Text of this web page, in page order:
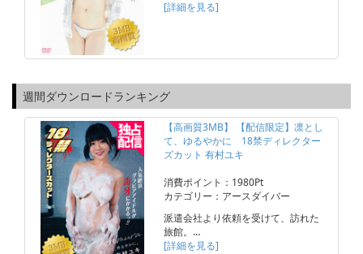
[詳細を見る]
週間ダウンロードランキング
【高画質3MB】 【配信限定】凛とし
て、ゆるやかに 18禁ディレクター
ズカット 有村ユキ
消費ポイント：1980Pt
カテゴリー：アースダイバー
派遣会社より依頼を受けて、訪れた
旅館。…
[詳細を見る]